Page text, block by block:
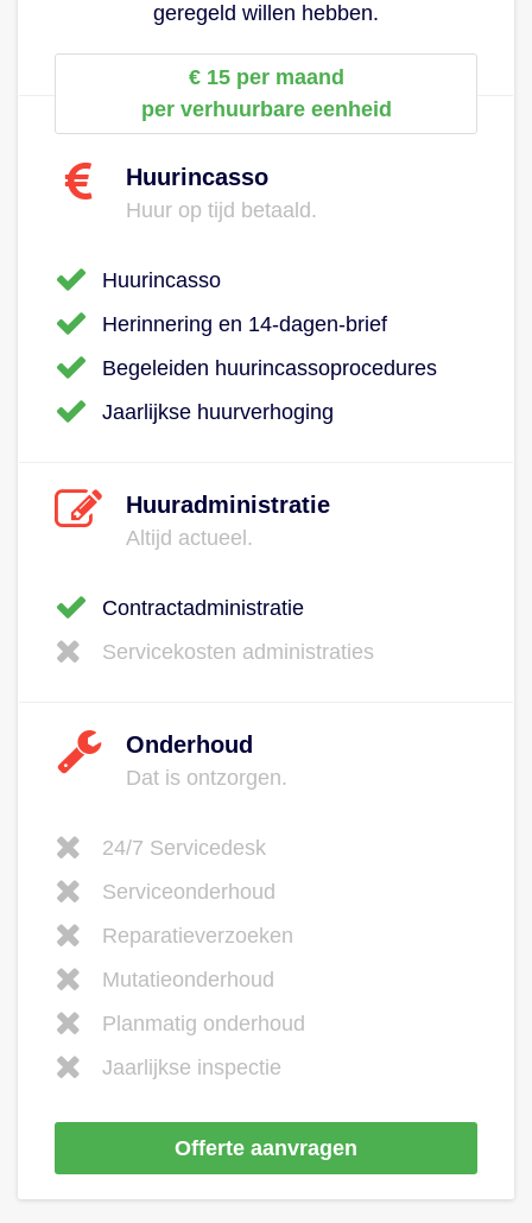
geregeld willen hebben.
€ 15 per maand
per verhuurbare eenheid
Huurincasso
Huur op tijd betaald.
Huurincasso
Herinnering en 14-dagen-brief
Begeleiden huurincassoprocedures
Jaarlijkse huurverhoging
Huuradministratie
Altijd actueel.
Contractadministratie
Servicekosten administraties
Onderhoud
Dat is ontzorgen.
24/7 Servicedesk
Serviceonderhoud
Reparatieverzoeken
Mutatieonderhoud
Planmatig onderhoud
Jaarlijkse inspectie
Offerte aanvragen